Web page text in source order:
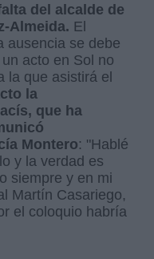
del alcalde de
Almeida. El
ausencia se debe
acto en Sol no
la que asistirá el
la
que ha
Montero: "Hablé
y la verdad es
siempre y en mi
Martín Casariego,
el coloquio habría